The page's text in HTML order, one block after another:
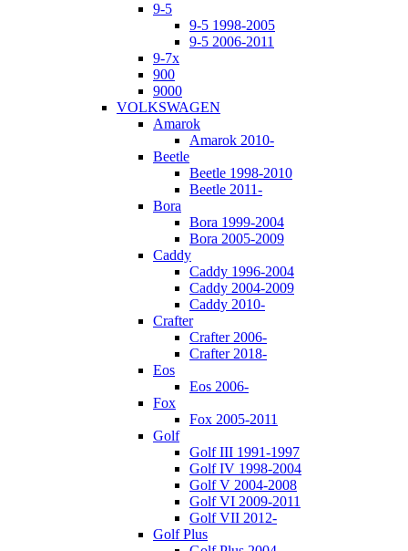
9-5
9-5 1998-2005
9-5 2006-2011
9-7x
900
9000
VOLKSWAGEN
Amarok
Amarok 2010-
Beetle
Beetle 1998-2010
Beetle 2011-
Bora
Bora 1999-2004
Bora 2005-2009
Caddy
Caddy 1996-2004
Caddy 2004-2009
Caddy 2010-
Crafter
Crafter 2006-
Crafter 2018-
Eos
Eos 2006-
Fox
Fox 2005-2011
Golf
Golf III 1991-1997
Golf IV 1998-2004
Golf V 2004-2008
Golf VI 2009-2011
Golf VII 2012-
Golf Plus